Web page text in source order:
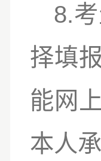
8.
择填
能网
本人承